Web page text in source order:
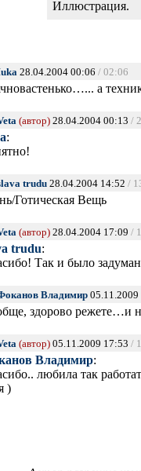
Иллюстрация.
28.04.2004 00:06 / 02:06
а
(автор) 28.04.2004 00:13 /
:
trudu 28.04.2004 14:52 /
Готическая Вещь
(автор) 28.04.2004 17:09 /
trudu:
Так и было
Владимир
здорово режете…и
(автор) 05.11.2009 17:53 /
Владимир:
любила так
)